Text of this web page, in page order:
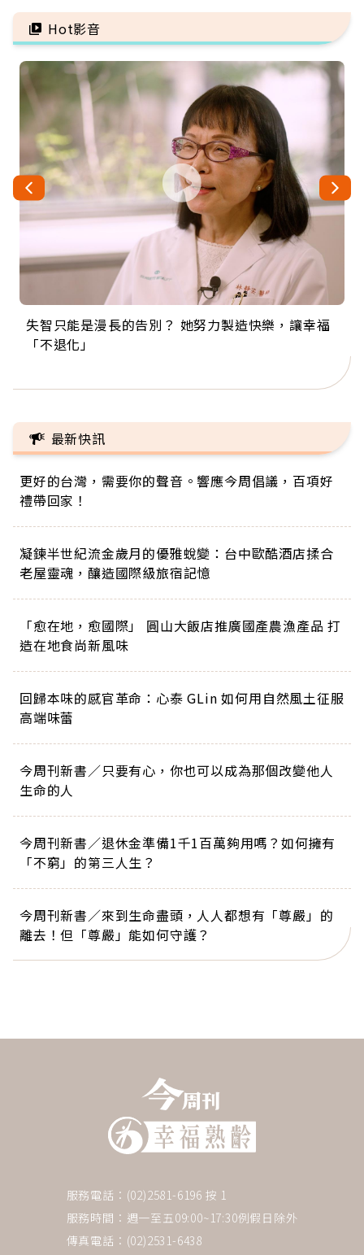
Hot影音
失智只能是漫長的告別？ 她努力製造快樂，讓幸福
「不退化」
來自剛果的巧克力神父 為台灣奉獻36年 「台灣是我
的家，我連作夢都講台語！」
63歲卸矽谷副總、搬回台灣找快樂！「蛋黃哥小
丑」走進安養院，逗樂上萬爺奶：退休後才開始真
104歲打破金氏世界紀錄 成為全球最年長羽球選
手，分享長壽的秘密原來是「這個」
事業巔峰他選擇追夢…黑手阿伯拉小提琴還登上小
巨蛋！連CNN都大讚！
最新快訊
更好的台灣，需要你的聲音。響應今周倡議，百項好
禮帶回家！
凝鍊半世紀流金歲月的優雅蛻變：台中歐酷酒店揉合
老屋靈魂，釀造國際級旅宿記憶
「愈在地，愈國際」 圓山大飯店推廣國產農漁產品 打
造在地食尚新風味
回歸本味的感官革命：心泰 GLin 如何用自然風土征服
高端味蕾
今周刊新書／只要有心，你也可以成為那個改變他人
生命的人
今周刊新書／退休金準備1千1百萬夠用嗎？如何擁有
「不窮」的第三人生？
今周刊新書／來到生命盡頭，人人都想有「尊嚴」的
離去！但「尊嚴」能如何守護？
服務電話：(02)2581-6196 按 1
服務時間：週一至五09:00~17:30例假日除外
傳真電話：(02)2531-6438